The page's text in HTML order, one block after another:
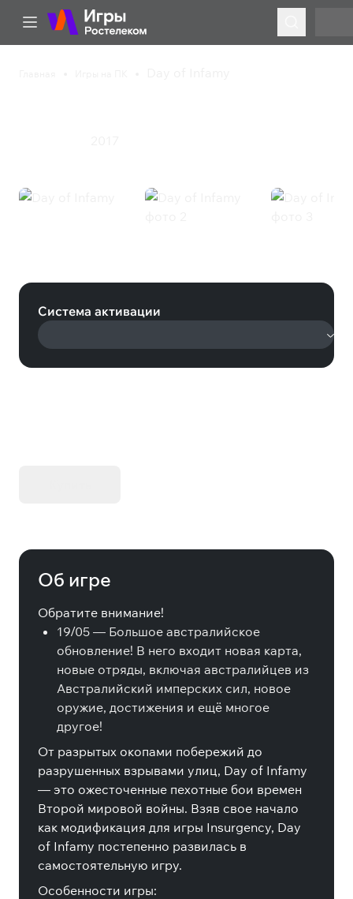
Система активации
Об игре
Обратите внимание!
19/05 — Большое австралийское
обновление! В него входит новая карта,
новые отряды, включая австралийцев из
Австралийский имперских сил, новое
оружие, достижения и ещё многое
другое!
От разрытых окопами побережий до
разрушенных взрывами улиц, Day of Infamy
— это ожесточенные пехотные бои времен
Второй мировой войны. Взяв свое начало
как модификация для игры Insurgency, Day
of Infamy постепенно развилась в
самостоятельную игру.
Особенности игры: